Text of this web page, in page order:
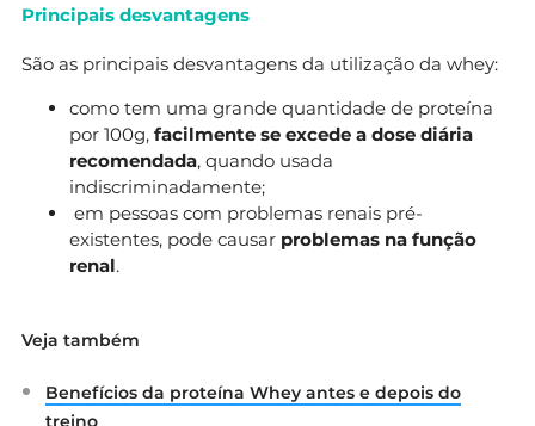
Principais desvantagens
São as principais desvantagens da utilização da whey:
como tem uma grande quantidade de proteína
por 100g, facilmente se excede a dose diária
recomendada, quando usada
indiscriminadamente;
em pessoas com problemas renais pré-
existentes, pode causar problemas na função
renal.
Veja também
Benefícios da proteína Whey antes e depois do
treino